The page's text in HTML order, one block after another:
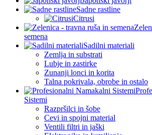
Sadne rastline
Citrusi
semena
Sadilni materiali
Zemlja in substrati
Lubje in zastirke
Zunanji lonci in korita
Talna pokrivala, obrobe in ostalo
Sistemi
Razpršilci in šobe
Cevi in spojni material
Ventili filtri in jaški